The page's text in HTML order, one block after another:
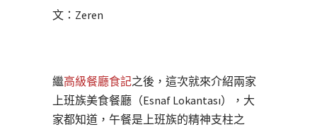
文：Zeren
繼高級餐廳食記之後，這次就來介紹兩家
上班族美食餐廳（Esnaf Lokantası），大
家都知道，午餐是上班族的精神支柱之